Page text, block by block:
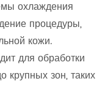
охлаждения
процедуры,
кожи.
для обработки
крупных зон, таких